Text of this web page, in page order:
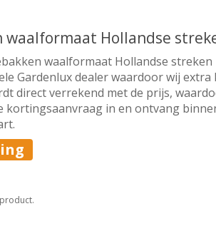
waalformaat Hollandse
waalformaat Hollandse streken
Gardenlux dealer waardoor wij
direct verrekend met de prijs,
kortingsaanvraag in en ontvang